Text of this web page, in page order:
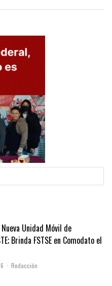
Unidad Móvil de
Brinda FSTSE en Comodato el
Author
Redacción